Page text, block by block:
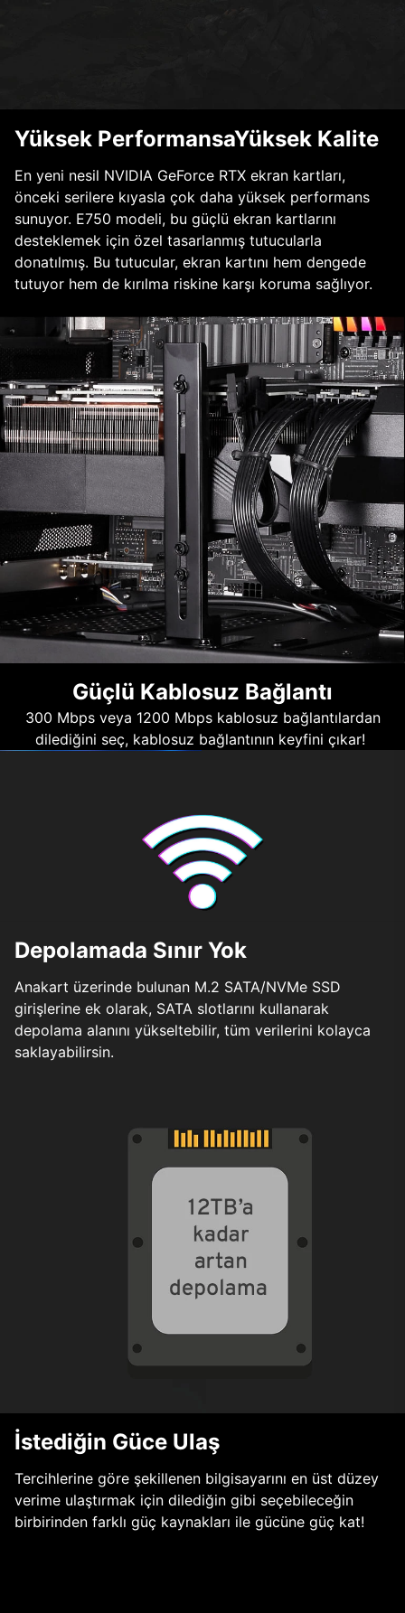
Yüksek PerformansaYüksek Kalite
En yeni nesil NVIDIA GeForce RTX ekran kartları,
önceki serilere kıyasla çok daha yüksek performans
sunuyor. E750 modeli, bu güçlü ekran kartlarını
desteklemek için özel tasarlanmış tutucularla
donatılmış. Bu tutucular, ekran kartını hem dengede
tutuyor hem de kırılma riskine karşı koruma sağlıyor.
Güçlü Kablosuz Bağlantı
300 Mbps veya 1200 Mbps kablosuz bağlantılardan
dilediğini seç, kablosuz bağlantının keyfini çıkar!
Depolamada Sınır Yok
Anakart üzerinde bulunan M.2 SATA/NVMe SSD
girişlerine ek olarak, SATA slotlarını kullanarak
depolama alanını yükseltebilir, tüm verilerini kolayca
saklayabilirsin.
İstediğin Güce Ulaş
Tercihlerine göre şekillenen bilgisayarını en üst düzey
verime ulaştırmak için dilediğin gibi seçebileceğin
birbirinden farklı güç kaynakları ile gücüne güç kat!